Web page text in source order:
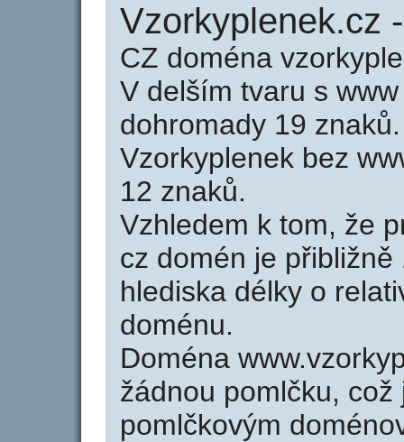
Vzorkyplenek.cz
CZ doména
V delším tvaru s
dohromady 19
Vzorkyplenek bez
12 znaků.
Vzhledem k tom, že
cz domén je
hlediska délky o
doménu.
Doména
žádnou pomlčku,
pomlčkovým